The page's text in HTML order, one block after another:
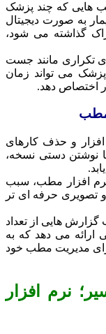
‌هایی که چند پزشک
به‌ صورت دیجیتال
گذاشته می‌ شود،
تکراری مانند جست‌
می‌ تواند زمان
اختصاص دهد.
افزار و حذف کارهای
نوشتن دستی نسخه،
افزار مطب، سبب
تصویری حرفه‌ ای‌ تر
هایی از تعداد
ارائه می‌ دهد که به
مدیریت مطب خود
نرم افزار